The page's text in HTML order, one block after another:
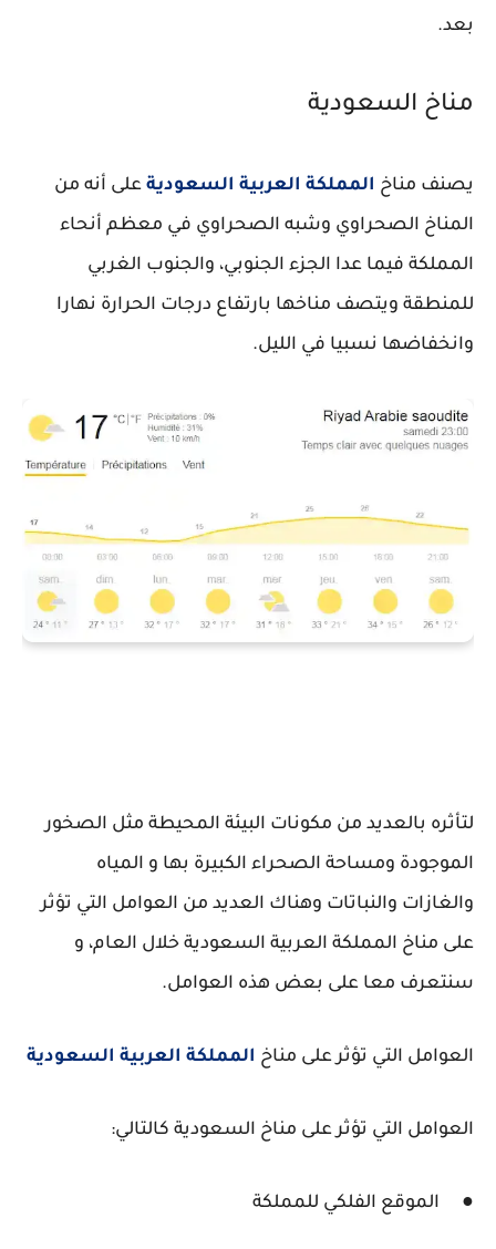
بعد.
مناخ السعودية
يصنف مناخ المملكة العربية السعودية على أنه من
المناخ الصحراوي وشبه الصحراوي في معظم أنحاء
المملكة فيما عدا الجزء الجنوبي، والجنوب الغربي
للمنطقة ويتصف مناخها بارتفاع درجات الحرارة نهارا
وانخفاضها نسبيا في الليل.
لتأثره بالعديد من مكونات البيئة المحيطة مثل الصخور
الموجودة ومساحة الصحراء الكبيرة بها و المياه
والغازات والنباتات وهناك العديد من العوامل التي تؤثر
على مناخ المملكة العربية السعودية خلال العام، و
سنتعرف معا على بعض هذه العوامل.
العوامل التي تؤثر على مناخ المملكة العربية السعودية
العوامل التي تؤثر على مناخ السعودية كالتالي:
● الموقع الفلكي للمملكة